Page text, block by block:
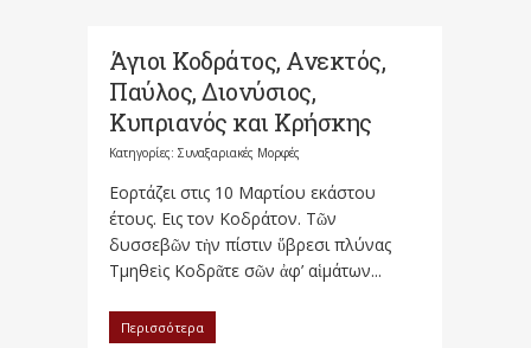
Άγιοι Κοδράτος, Ανεκτός,
Παύλος, Διονύσιος,
Κυπριανός και Κρήσκης
Κατηγορίες: Συναξαριακές Μορφές
Εορτάζει στις 10 Μαρτίου εκάστου
έτους. Eις τον Kοδράτον. Τῶν
δυσσεβῶν τὴν πίστιν ὕβρεσι πλύνας
Τμηθεὶς Κοδρᾶτε σῶν ἀφ’ αἱμάτων...
Περισσότερα